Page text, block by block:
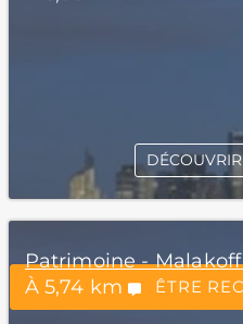
ÊTRE
Patrimoine - Malakoff
À 5,74 km